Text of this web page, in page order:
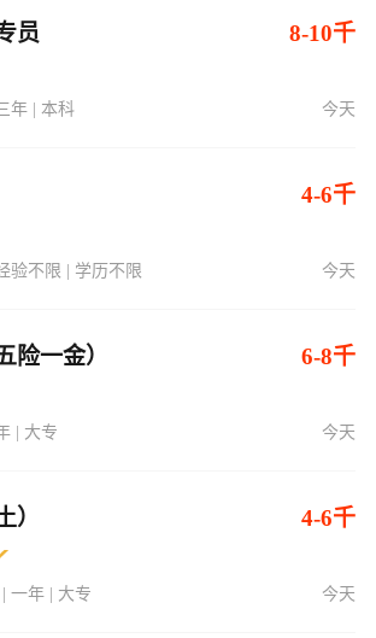
员 8-10千
年 | 本科 今天
4-6千
验不限 | 学历不限 今天
险一金） 6-8千
| 大专 今天
） 4-6千
一年 | 大专 今天